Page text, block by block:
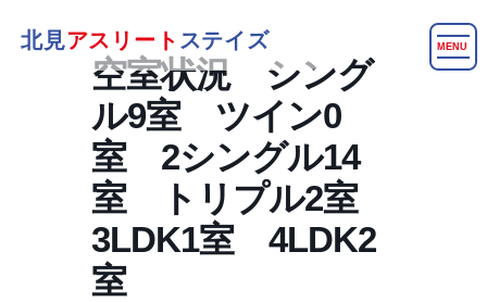
北見アスリート ステイズ MENU
空室状況 シング
ル9室 ツイン0
室 2シングル14
室 トリプル2室
3LDK1室 4LDK2
室